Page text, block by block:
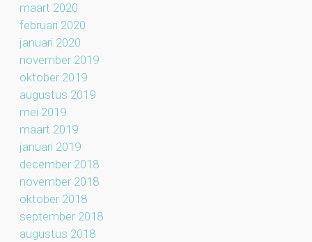
maart 2020
februari 2020
januari 2020
november 2019
oktober 2019
augustus 2019
mei 2019
maart 2019
januari 2019
december 2018
november 2018
oktober 2018
september 2018
augustus 2018